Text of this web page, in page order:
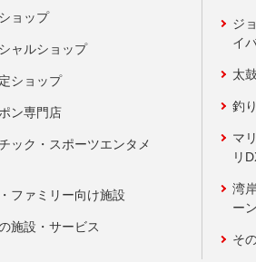
ョップ
ャルショップ
ショップ
ン専門店
ック・スポーツエンタメ
ファミリー向け施設
施設・サービス
ジ
イ
太
釣
マ
リ
湾
ー
そ